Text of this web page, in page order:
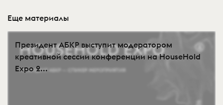
Еще материалы
Президент АБКР выступит модератором
креативной сессии конференции на HouseHold
Expo 2...